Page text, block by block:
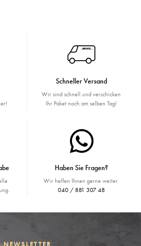
Schneller Versand
Wir sind schnell und verschicken
Ihr Paket noch am selben Tag!
Haben Sie Fragen?
Wir helfen Ihnen gerne weiter.
040 / 881 307 48